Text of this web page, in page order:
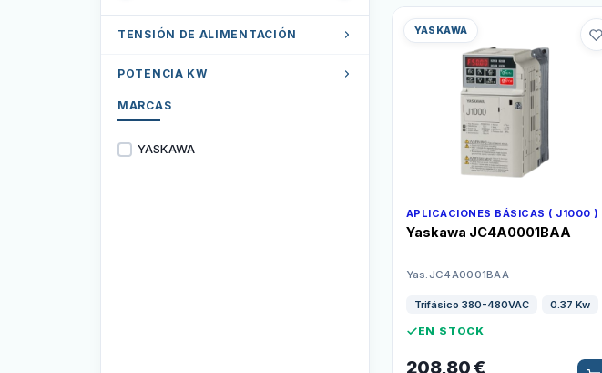
TENSIÓN DE ALIMENTACIÓN
Trifásico 200-240VAC
POTENCIA KW
0.12 Kw
MARCAS
YASKAWA
YASKAWA
APLICACIONES BÁSICAS ( J1000 )
Yaskawa JC4A0001BAA
Yas.JC4A0001BAA
Trifásico 380-480VAC 0.37 Kw
EN STOCK
208,80€